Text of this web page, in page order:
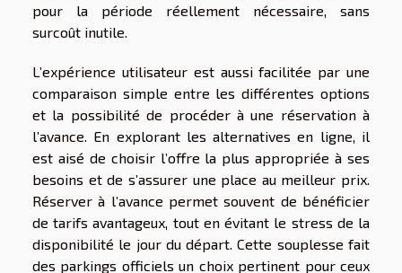
pour la période réellement nécessaire, sans
surcoût inutile.
L’expérience utilisateur est aussi facilitée par une
comparaison simple entre les différentes options
et la possibilité de procéder à une réservation à
l’avance. En explorant les alternatives en ligne, il
est aisé de choisir l’offre la plus appropriée à ses
besoins et de s’assurer une place au meilleur prix.
Réserver à l’avance permet souvent de bénéficier
de tarifs avantageux, tout en évitant le stress de la
disponibilité le jour du départ. Cette souplesse fait
des parkings officiels un choix pertinent pour ceux